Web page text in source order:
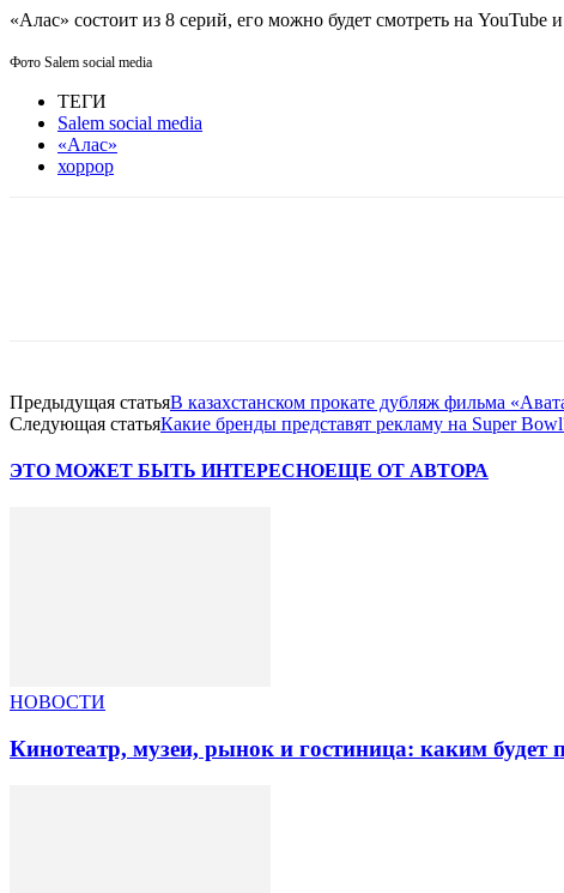
«Алас» состоит из 8 серий, его можно будет смотреть на
Фото Salem social media
ТЕГИ
Salem social media
«Алас»
хоррор
Предыдущая статьяВ казахстанском прокате дубляж фильма
Следующая статьяКакие бренды представят рекламу на Super
ЭТО МОЖЕТ БЫТЬ ИНТЕРЕСНОЕЩЕ ОТ АВТОРА
НОВОСТИ
Кинотеатр, музеи, рынок и гостиница: каким будет